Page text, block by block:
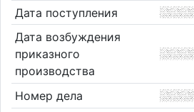
Дата поступления
Дата возбуждения
приказного
производства
Номер дела